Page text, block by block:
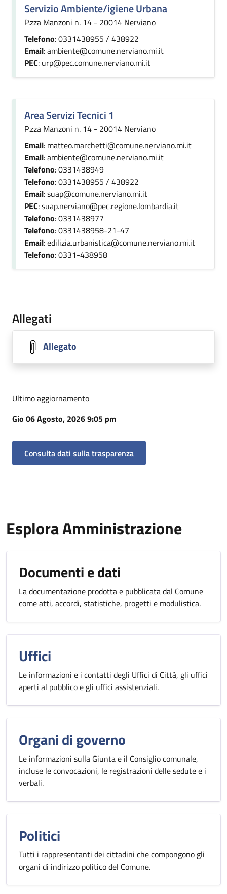
Servizio Ambiente/igiene Urbana
P.zza Manzoni n. 14 - 20014 Nerviano
Telefono: 0331438955 / 438922
Email: ambiente@comune.nerviano.mi.it
PEC: urp@pec.comune.nerviano.mi.it
Area Servizi Tecnici 1
P.zza Manzoni n. 14 - 20014 Nerviano
Email: matteo.marchetti@comune.nerviano.mi.it
Email: ambiente@comune.nerviano.mi.it
Telefono: 0331438949
Telefono: 0331438955 / 438922
Email: suap@comune.nerviano.mi.it
PEC: suap.nerviano@pec.regione.lombardia.it
Telefono: 0331438977
Telefono: 0331438958-21-47
Email: edilizia.urbanistica@comune.nerviano.mi.it
Telefono: 0331-438958
Allegati
Allegato
Ultimo aggiornamento
Gio 06 Agosto, 2026 9:05 pm
Consulta dati sulla trasparenza
Esplora Amministrazione
Documenti e dati
La documentazione prodotta e pubblicata dal Comune
come atti, accordi, statistiche, progetti e modulistica.
Uffici
Le informazioni e i contatti degli Uffici di Città, gli uffici
aperti al pubblico e gli uffici assistenziali.
Organi di governo
Le informazioni sulla Giunta e il Consiglio comunale,
incluse le convocazioni, le registrazioni delle sedute e i
verbali.
Politici
Tutti i rappresentanti dei cittadini che compongono gli
organi di indirizzo politico del Comune.